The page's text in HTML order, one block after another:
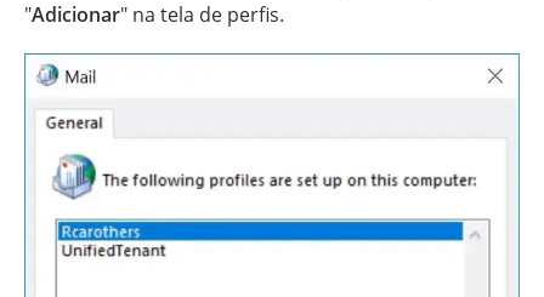
"Adicionar" na tela de perfis.